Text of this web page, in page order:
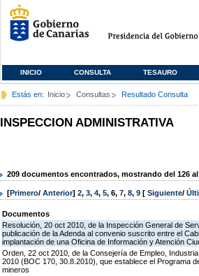
INICIO CONSULTA TESAURO
Estás en: Inicio Consultas Resultado Consulta
INSPECCION ADMINISTRATIVA
209 documentos encontrados, mostrando del 126 al
[Primero/ Anterior] 2, 3, 4, 5, 6, 7, 8, 9 [ Siguiente/
Documentos
Resolución, 20 oct 2010, de la Inspección General de
publicación de la Adenda al convenio suscrito entre el
implantación de una Oficina de Información y Atención
Orden, 22 oct 2010, de la Consejería de Empleo,
2010 (BOC 170, 30.8.2010), que establece el Programa
mineros